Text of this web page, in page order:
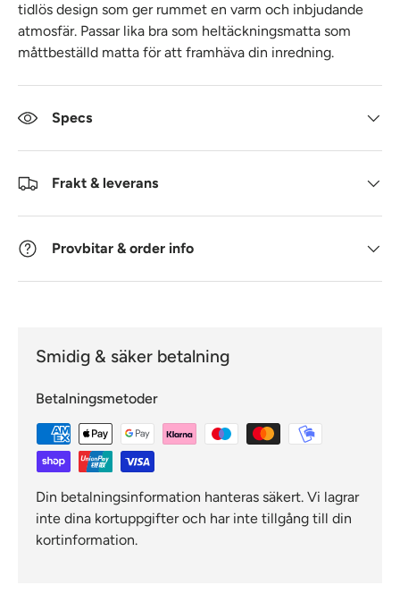
tidlös design som ger rummet en varm och inbjudande
atmosfär. Passar lika bra som heltäckningsmatta som
måttbeställd matta för att framhäva din inredning.
Specs
Frakt & leverans
Provbitar & order info
Smidig & säker betalning
Betalningsmetoder
Din betalningsinformation hanteras säkert. Vi lagrar
inte dina kortuppgifter och har inte tillgång till din
kortinformation.